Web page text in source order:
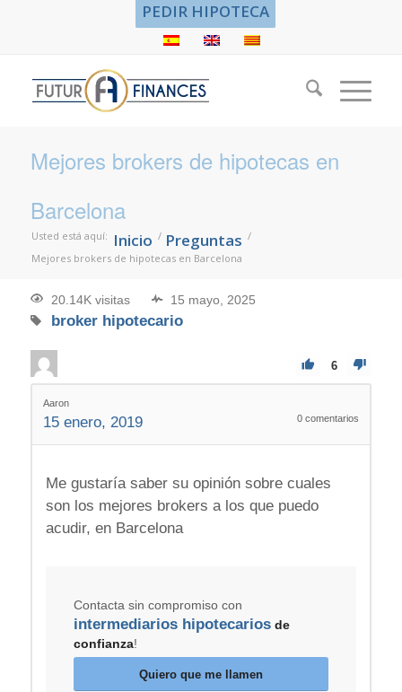
PEDIR HIPOTECA
Mejores brokers de hipotecas en
Barcelona
Usted está aquí: Inicio / Preguntas /
Mejores brokers de hipotecas en Barcelona
20.14K visitas 15 mayo, 2025
broker hipotecario
6
Aaron
15 enero, 2019 0 comentarios
Me gustaría saber su opinión sobre cuales
son los mejores brokers a los que puedo
acudir, en Barcelona
Contacta sin compromiso con
intermediarios hipotecariosde
confianza!
Quiero que me llamen